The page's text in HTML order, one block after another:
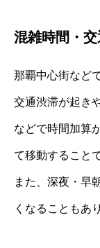
混雑時間・
那覇中心街など
交通渋滞が起き
などで時間加算
て移動すること
また、深夜・早
くなることもあ